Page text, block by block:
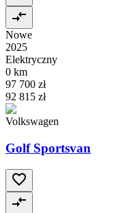
Nowe
2025
Elektryczny
0 km
97 700 zł
92 815 zł
Volkswagen
Golf Sportsvan